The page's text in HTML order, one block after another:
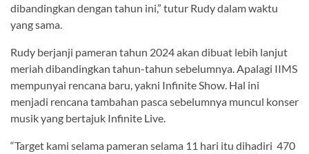
dibandingkan dengan tahun ini,” tutur Rudy dalam waktu
yang sama.
Rudy berjanji pameran tahun 2024 akan dibuat lebih lanjut
meriah dibandingkan tahun-tahun sebelumnya. Apalagi IIMS
mempunyai rencana baru, yakni Infinite Show. Hal ini
menjadi rencana tambahan pasca sebelumnya muncul konser
musik yang bertajuk Infinite Live.
“Target kami selama pameran selama 11 hari itu dihadiri 470